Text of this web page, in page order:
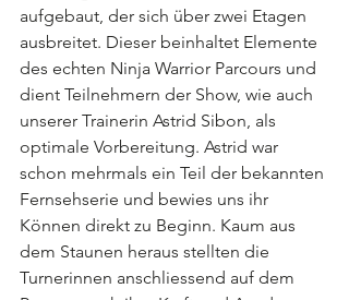
aufgebaut, der sich über zwei Etagen
ausbreitet. Dieser beinhaltet Elemente
des echten Ninja Warrior Parcours und
dient Teilnehmern der Show, wie auch
unserer Trainerin Astrid Sibon, als
optimale Vorbereitung. Astrid war
schon mehrmals ein Teil der bekannten
Fernsehserie und bewies uns ihr
Können direkt zu Beginn. Kaum aus
dem Staunen heraus stellten die
Turnerinnen anschliessend auf dem